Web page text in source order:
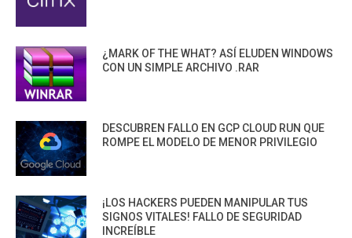
¿MARK OF THE WHAT? ASÍ ELUDEN WINDOWS
CON UN SIMPLE ARCHIVO .RAR
DESCUBREN FALLO EN GCP CLOUD RUN QUE
ROMPE EL MODELO DE MENOR PRIVILEGIO
¡LOS HACKERS PUEDEN MANIPULAR TUS
SIGNOS VITALES! FALLO DE SEGURIDAD
INCREÍBLE